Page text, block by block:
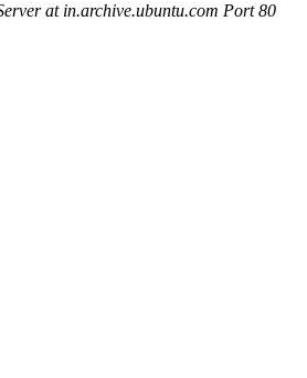
at in.archive.ubuntu.com Port 80